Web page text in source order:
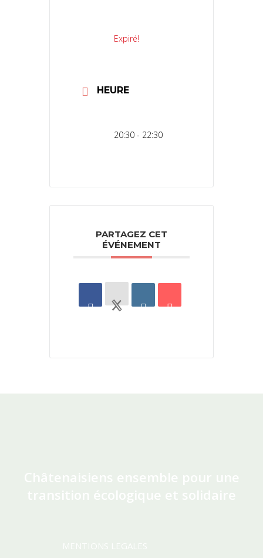
Expiré!
HEURE
20:30 - 22:30
PARTAGEZ CET
ÉVÉNEMENT